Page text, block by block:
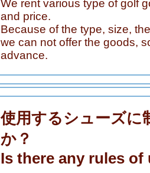
We rent various type of golf
and price.
Because of the type, size,
we can not offer the goods,
advance.
使用するシューズに
か？
Is there any rules